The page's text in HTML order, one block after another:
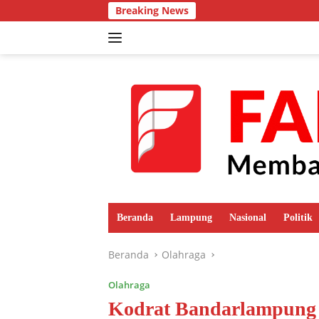
ke
Breaking News
Beranda Lampung Nasional Politik
Beranda Olahraga
Olahraga
Kodrat